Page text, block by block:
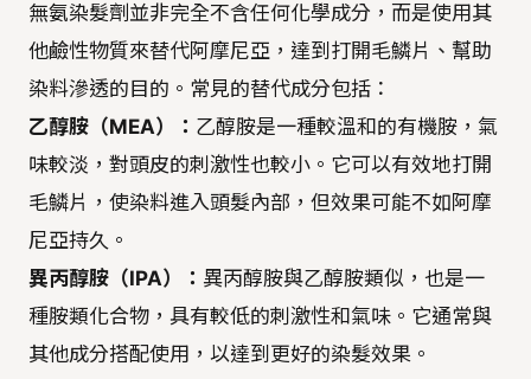
無氨染髮劑並非完全不含任何化學成分，而是使用其
他鹼性物質來替代阿摩尼亞，達到打開毛鱗片、幫助
染料滲透的目的。常見的替代成分包括：
乙醇胺（MEA）： 乙醇胺是一種較溫和的有機胺，氣
味較淡，對頭皮的刺激性也較小。它可以有效地打開
毛鱗片，使染料進入頭髮內部，但效果可能不如阿摩
尼亞持久。
異丙醇胺（IPA）： 異丙醇胺與乙醇胺類似，也是一
種胺類化合物，具有較低的刺激性和氣味。它通常與
其他成分搭配使用，以達到更好的染髮效果。